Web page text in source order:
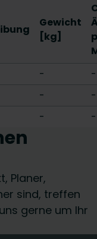
Gewicht
[kg]
-
-
-
-
- -
Planer,
sind, treffen
gerne um Ihr